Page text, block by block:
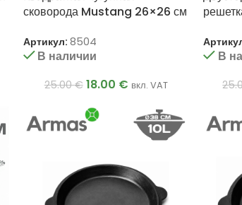
сковорода Mustang 26×26 см
Артикул: 8504
В наличии
25.00€ 18.00 € вкл. VAT
В